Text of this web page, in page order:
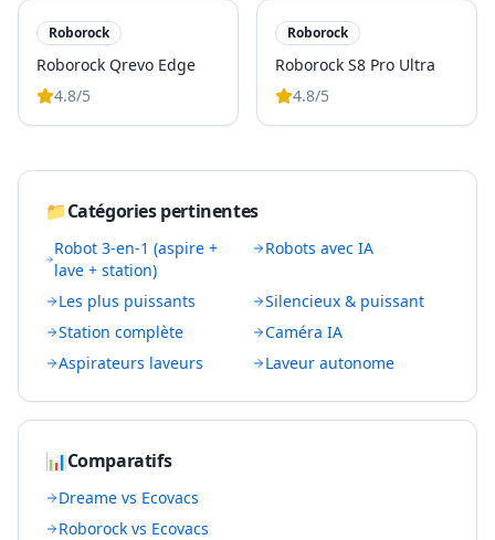
Roborock
Roborock Qrevo Edge
4.8/5
Roborock
Roborock S8 Pro Ultra
4.8/5
📁Catégories pertinentes
Robot 3-en-1 (aspire +
lave + station)
Robots avec IA
Les plus puissants
Silencieux & puissant
Station complète
Caméra IA
Aspirateurs laveurs
Laveur autonome
📊Comparatifs
Dreame vs Ecovacs
Roborock vs Ecovacs